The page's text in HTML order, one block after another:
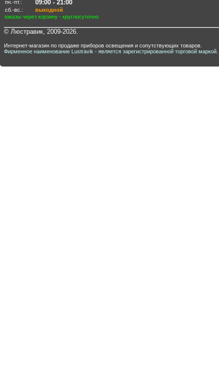
пн.-пт.: 09:00 - 21:00
сб.-вс.:
выходной
заказы через корзину - круглосуточно
© Люстравик, 2009-2026.
Интернет-магазин по продаже приборов освещения и сопутствующих товаров.
Фирменное наименование Lustravik - является зарегистрированной торговой